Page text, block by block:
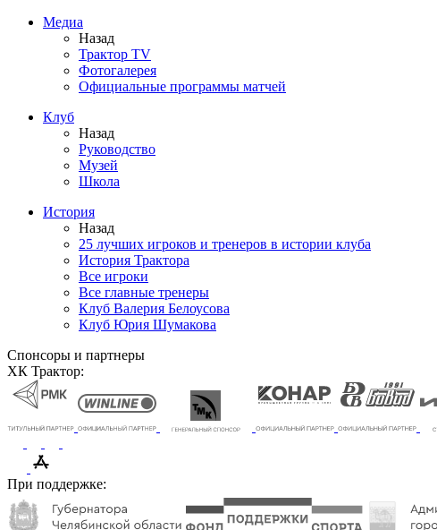
Медиа
Назад
Трактор TV
Фотогалерея
Официальные программы матчей
Клуб
Назад
Руководство
Музей
Школа
История
Назад
25 лучших игроков и тренеров в истории клуба
История Трактора
Все игроки
Все главные тренеры
Клуб Валерия Белоусова
Клуб Юрия Шумакова
Спонсоры и партнеры
ХК Трактор:
При поддержке: